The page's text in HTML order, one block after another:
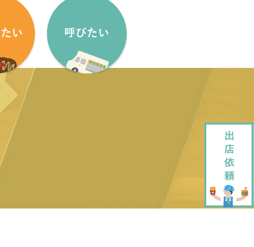
みフォーム
カーをはじめたい方へ
ー製作・販売
出店依頼方法
企画・運営させていただきます